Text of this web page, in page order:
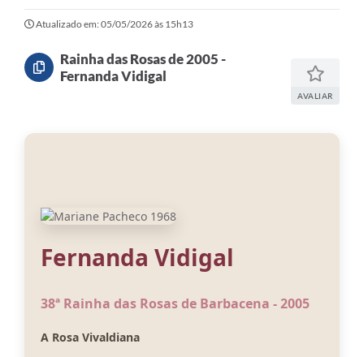
Ouvidoria
Transparência
Serviços
E-SUS
Conta de água (SAS)
Atualizado em: 05/05/2026 às 15h13
Rainha das Rosas de 2005 -
Fernanda Vidigal
AVALIAR
Fernanda Vidigal
38ª Rainha das Rosas de Barbacena - 2005
A Rosa Vivaldiana